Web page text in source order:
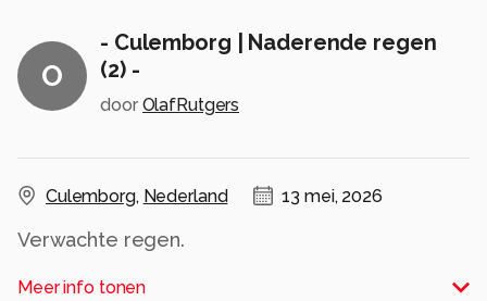
O
- Culemborg | Naderende regen
(2) -
door OlafRutgers
Culemborg, Nederland 13 mei, 2026
Verwachte regen.
Alle rechten voorbehouden
Meer info tonen